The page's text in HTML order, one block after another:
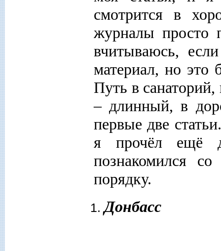
смотрится в
журналы просто
вчитываюсь,
материал, но это
Путь в санаторий,
– длинный, в
первые две
я прочёл ещё
познакомился
порядку.
Донбасс